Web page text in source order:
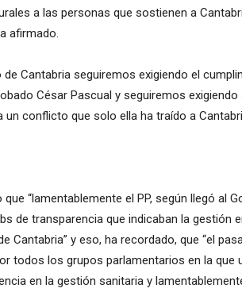
a las personas que sostienen a
afirmado.
Cantabria seguiremos exigiendo el
César Pascual y seguiremos exigiendo
conflicto que solo ella ha traído a
“lamentablemente el PP, según llegó al
de transparencia que indicaban la gestión
Cantabria” y eso, ha recordado, que “el
todos los grupos parlamentarios en la que
en la gestión sanitaria y